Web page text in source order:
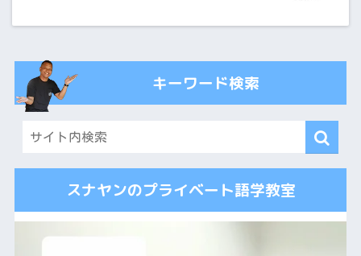
キーワード検索
スナヤンのプライベート語学教室